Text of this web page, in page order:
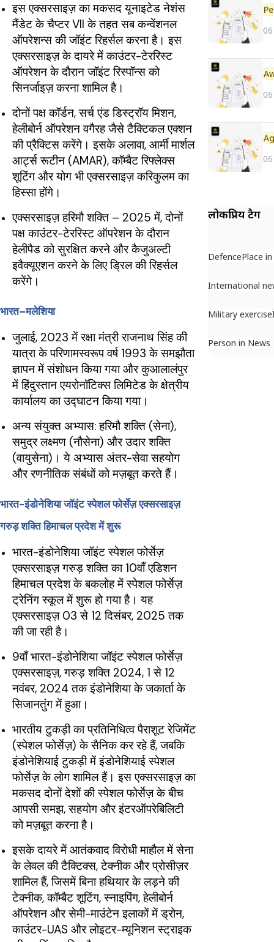
इस एक्सरसाइज़ का मकसद यूनाइटेड नेशंस
मैंडेट के चैप्टर VII के तहत सब कन्वेंशनल
ऑपरेशन्स की जॉइंट रिहर्सल करना है। इस
एक्सरसाइज़ के दायरे में काउंटर-टेररिस्ट
ऑपरेशन के दौरान जॉइंट रिस्पॉन्स को
सिनर्जाइज़ करना शामिल है।
दोनों पक्ष कॉर्डन, सर्च एंड डिस्ट्रॉय मिशन,
हेलीबोर्न ऑपरेशन वगैरह जैसे टैक्टिकल एक्शन
की प्रैक्टिस करेंगे। इसके अलावा, आर्मी मार्शल
आर्ट्स रूटीन (AMAR), कॉम्बैट रिफ्लेक्स
शूटिंग और योग भी एक्सरसाइज़ करिकुलम का
हिस्सा होंगे।
एक्सरसाइज़ हरिमौ शक्ति – 2025 में, दोनों
पक्ष काउंटर-टेररिस्ट ऑपरेशन के दौरान
हेलीपैड को सुरक्षित करने और कैजुअल्टी
इवैक्यूएशन करने के लिए ड्रिल की रिहर्सल
करेंगे।
भारत–मलेशिया
जुलाई, 2023 में रक्षा मंत्री राजनाथ सिंह की
यात्रा के परिणामस्वरूप वर्ष 1993 के समझौता
ज्ञापन में संशोधन किया गया और कुआलालंपुर
में हिंदुस्तान एयरोनॉटिक्स लिमिटेड के क्षेत्रीय
कार्यालय का उद्घाटन किया गया।
अन्य संयुक्त अभ्यास: हरिमौ शक्ति (सेना),
समुद्र लक्ष्मण (नौसेना) और उदार शक्ति
(वायुसेना)। ये अभ्यास अंतर-सेवा सहयोग
और रणनीतिक संबंधों को मज़बूत करते हैं।
भारत-इंडोनेशिया जॉइंट स्पेशल फोर्सेज़ एक्सरसाइज़
गरुड़ शक्ति हिमाचल प्रदेश में शुरू
भारत-इंडोनेशिया जॉइंट स्पेशल फोर्सेज़
एक्सरसाइज़ गरुड़ शक्ति का 10वाँ एडिशन
हिमाचल प्रदेश के बकलोह में स्पेशल फोर्सेज़
ट्रेनिंग स्कूल में शुरू हो गया है। यह
एक्सरसाइज़ 03 से 12 दिसंबर, 2025 तक
की जा रही है।
9वाँ भारत-इंडोनेशिया जॉइंट स्पेशल फोर्सेज़
एक्सरसाइज़, गरुड़ शक्ति 2024, 1 से 12
नवंबर, 2024 तक इंडोनेशिया के जकार्ता के
सिजानतुंग में हुआ।
भारतीय टुकड़ी का प्रतिनिधित्व पैराशूट रेजिमेंट
(स्पेशल फोर्सेज़) के सैनिक कर रहे हैं, जबकि
इंडोनेशियाई टुकड़ी में इंडोनेशियाई स्पेशल
फोर्सेज़ के लोग शामिल हैं। इस एक्सरसाइज़ का
मकसद दोनों देशों की स्पेशल फोर्सेज़ के बीच
आपसी समझ, सहयोग और इंटरऑपरेबिलिटी
को मज़बूत करना है।
इसके दायरे में आतंकवाद विरोधी माहौल में सेना
के लेवल की टैक्टिक्स, टेक्नीक और प्रोसीज़र
शामिल हैं, जिसमें बिना हथियार के लड़ने की
टेक्नीक, कॉम्बैट शूटिंग, स्नाइपिंग, हेलीबोर्न
ऑपरेशन और सेमी-माउंटेन इलाकों में ड्रोन,
काउंटर-UAS और लोइटर-म्यूनिशन स्ट्राइक
लोकप्रिय टैग
DefencePlace
International
Military exercise
Person in News